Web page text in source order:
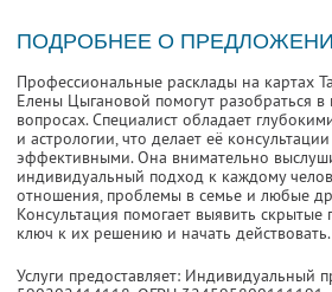
ПОДРОБНЕЕ О
Профессиональные расклады на картах
Елены Цыгановой помогут разобраться
вопросах. Специалист обладает
и астрологии, что делает её
эффективными. Она внимательно
индивидуальный подход к каждому
отношения, проблемы в семье и любые
Консультация помогает выявить
ключ к их решению и начать действовать.
Услуги предоставляет: Индивидуальный